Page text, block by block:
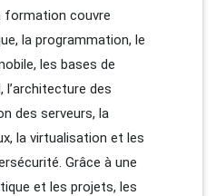
formation couvre
la programmation, le
les bases de
l’architecture des
des serveurs, la
la virtualisation et les
Grâce à une
et les projets, les